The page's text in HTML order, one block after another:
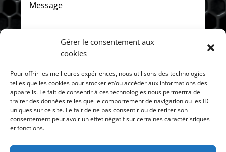
Gérer le consentement aux
cookies
Pour offrir les meilleures expériences, nous utilisons des technologies
telles que les cookies pour stocker et/ou accéder aux informations des
appareils. Le fait de consentir à ces technologies nous permettra de
traiter des données telles que le comportement de navigation ou les ID
uniques sur ce site. Le fait de ne pas consentir ou de retirer son
consentement peut avoir un effet négatif sur certaines caractéristiques
et fonctions.
ENVOYER